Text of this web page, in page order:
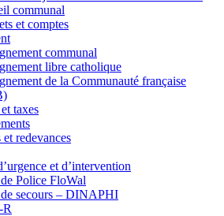
communal
et comptes
communal
libre catholique
de la Communauté française
taxes
et redevances
et d’intervention
Police FloWal
secours – DINAPHI